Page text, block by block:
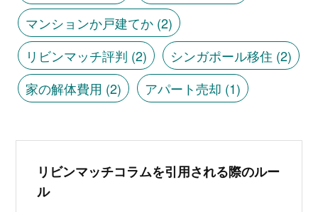
マンションか戸建てか(2)
リビンマッチ評判 (2) シンガポール移住 (2)
家の解体費用 (2) アパート売却 (1)
リビンマッチコラムを引用される際のルー
ル